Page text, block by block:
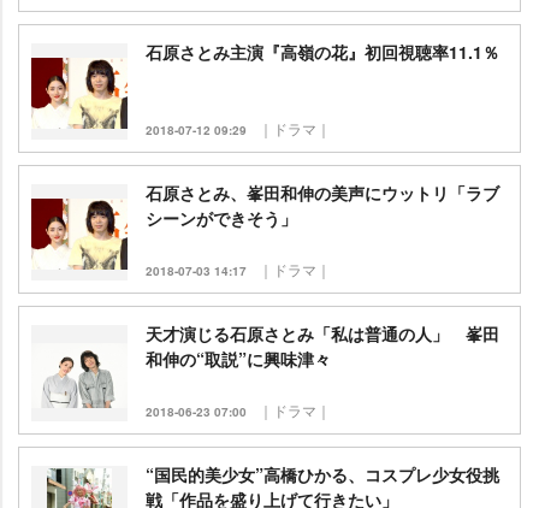
石原さとみ主演『高嶺の花』初回視聴率11.1％
2018-07-12 09:29 ｜ドラマ｜
石原さとみ、峯田和伸の美声にウットリ「ラブ
シーンができそう」
2018-07-03 14:17 ｜ドラマ｜
天才演じる石原さとみ「私は普通の人」 峯田
和伸の“取説”に興味津々
2018-06-23 07:00 ｜ドラマ｜
“国民的美少女”高橋ひかる、コスプレ少女役挑
戦「作品を盛り上げて行きたい」